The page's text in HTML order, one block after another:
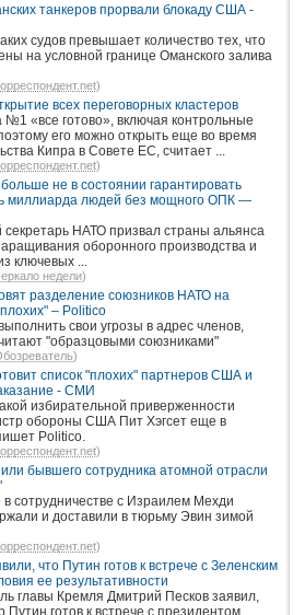
танкеров прорвали блокаду США -
судов превышает количество тех, что
на условной границе Оманского залива
)
всех переговорных кластеров
№1 «все готово», включая контрольные
его можно открыть еще во время
Кипра в Совете ЕС, считает ...
)
не в состоянии гарантировать
миллиарда людей без мощного ОПК —
секретарь НАТО призвал страны альянса
оборонного производства и
ключевых ...
недели)
разделение союзников НАТО на
– Politico
свои угрозы в адрес членов,
"образцовыми союзниками"
)
список "плохих" партнеров США и
- СМИ
избирательной приверженности
обороны США Пит Хэгсет еще в
Politico.
)
бывшего сотрудника атомной отрасли
сотрудничестве с Израилем Мехди
и доставили в тюрьму Эвин зимой
)
что Путин готов к встрече с Зеленским
ее результативности
главы Кремля Дмитрий Песков заявил,
Путин готов к встрече с президентом